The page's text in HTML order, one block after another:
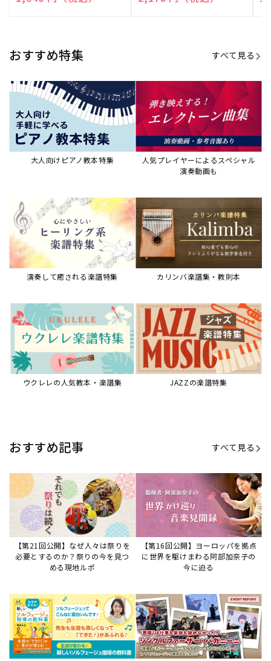
おすすめ特集 すべて見る
大人向けピアノ教本特集
人気プレイヤーによるスペシャル
演奏動画も
演奏して癒される楽譜特集 カリンバ楽譜集・教則本
ウクレレの人気教本・楽譜集 JAZZの楽譜特集
おすすめ記事 すべて見る
【第21回公開】なぜ人々は祭りを
必要とするのか？祭りの今を見つ
める現地ルポ
【第16回公開】ヨーロッパを拠点
に世界を駆けまわる阿部加奈子の
今に迫る